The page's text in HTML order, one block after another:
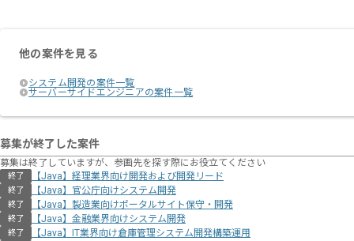
他の案件を見る
システム開発の案件一覧
サーバーサイドエンジニアの案件一覧
募集が終了した案件
募集は終了していますが、参画先を探す際にお役立てください
終了 【Java】経理業界向け開発および開発リード
終了 【Java】官公庁向けシステム開発
終了 【Java】製造業向けポータルサイト保守・開発
終了 【Java】金融業界向けシステム開発
終了 【Java】IT業界向け倉庫管理システム開発構築運用